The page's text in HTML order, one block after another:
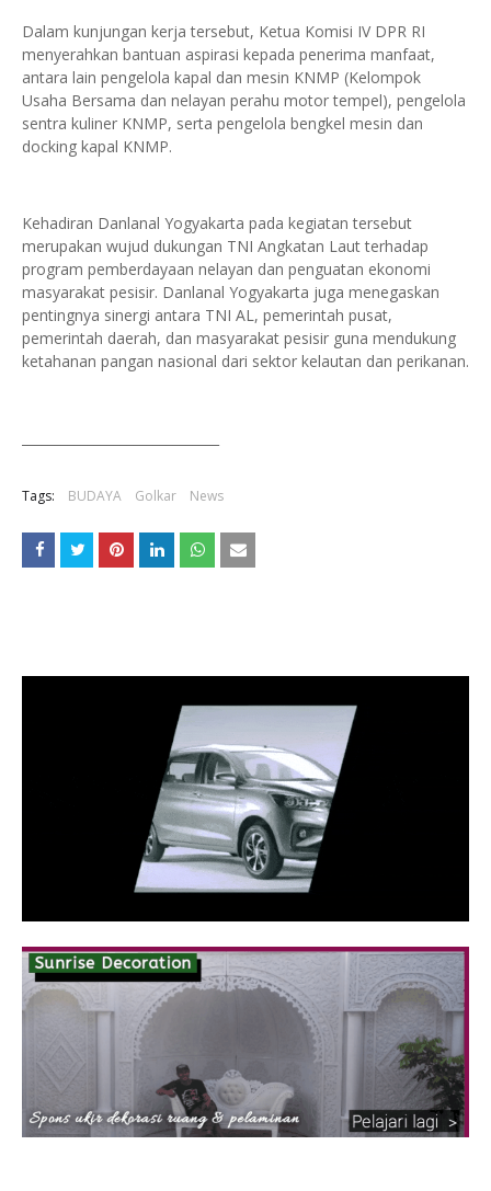
Dalam kunjungan kerja tersebut, Ketua Komisi IV DPR RI
menyerahkan bantuan aspirasi kepada penerima manfaat,
antara lain pengelola kapal dan mesin KNMP (Kelompok
Usaha Bersama dan nelayan perahu motor tempel), pengelola
sentra kuliner KNMP, serta pengelola bengkel mesin dan
docking kapal KNMP.
Kehadiran Danlanal Yogyakarta pada kegiatan tersebut
merupakan wujud dukungan TNI Angkatan Laut terhadap
program pemberdayaan nelayan dan penguatan ekonomi
masyarakat pesisir. Danlanal Yogyakarta juga menegaskan
pentingnya sinergi antara TNI AL, pemerintah pusat,
pemerintah daerah, dan masyarakat pesisir guna mendukung
ketahanan pangan nasional dari sektor kelautan dan perikanan.
Tags: BUDAYA Golkar News